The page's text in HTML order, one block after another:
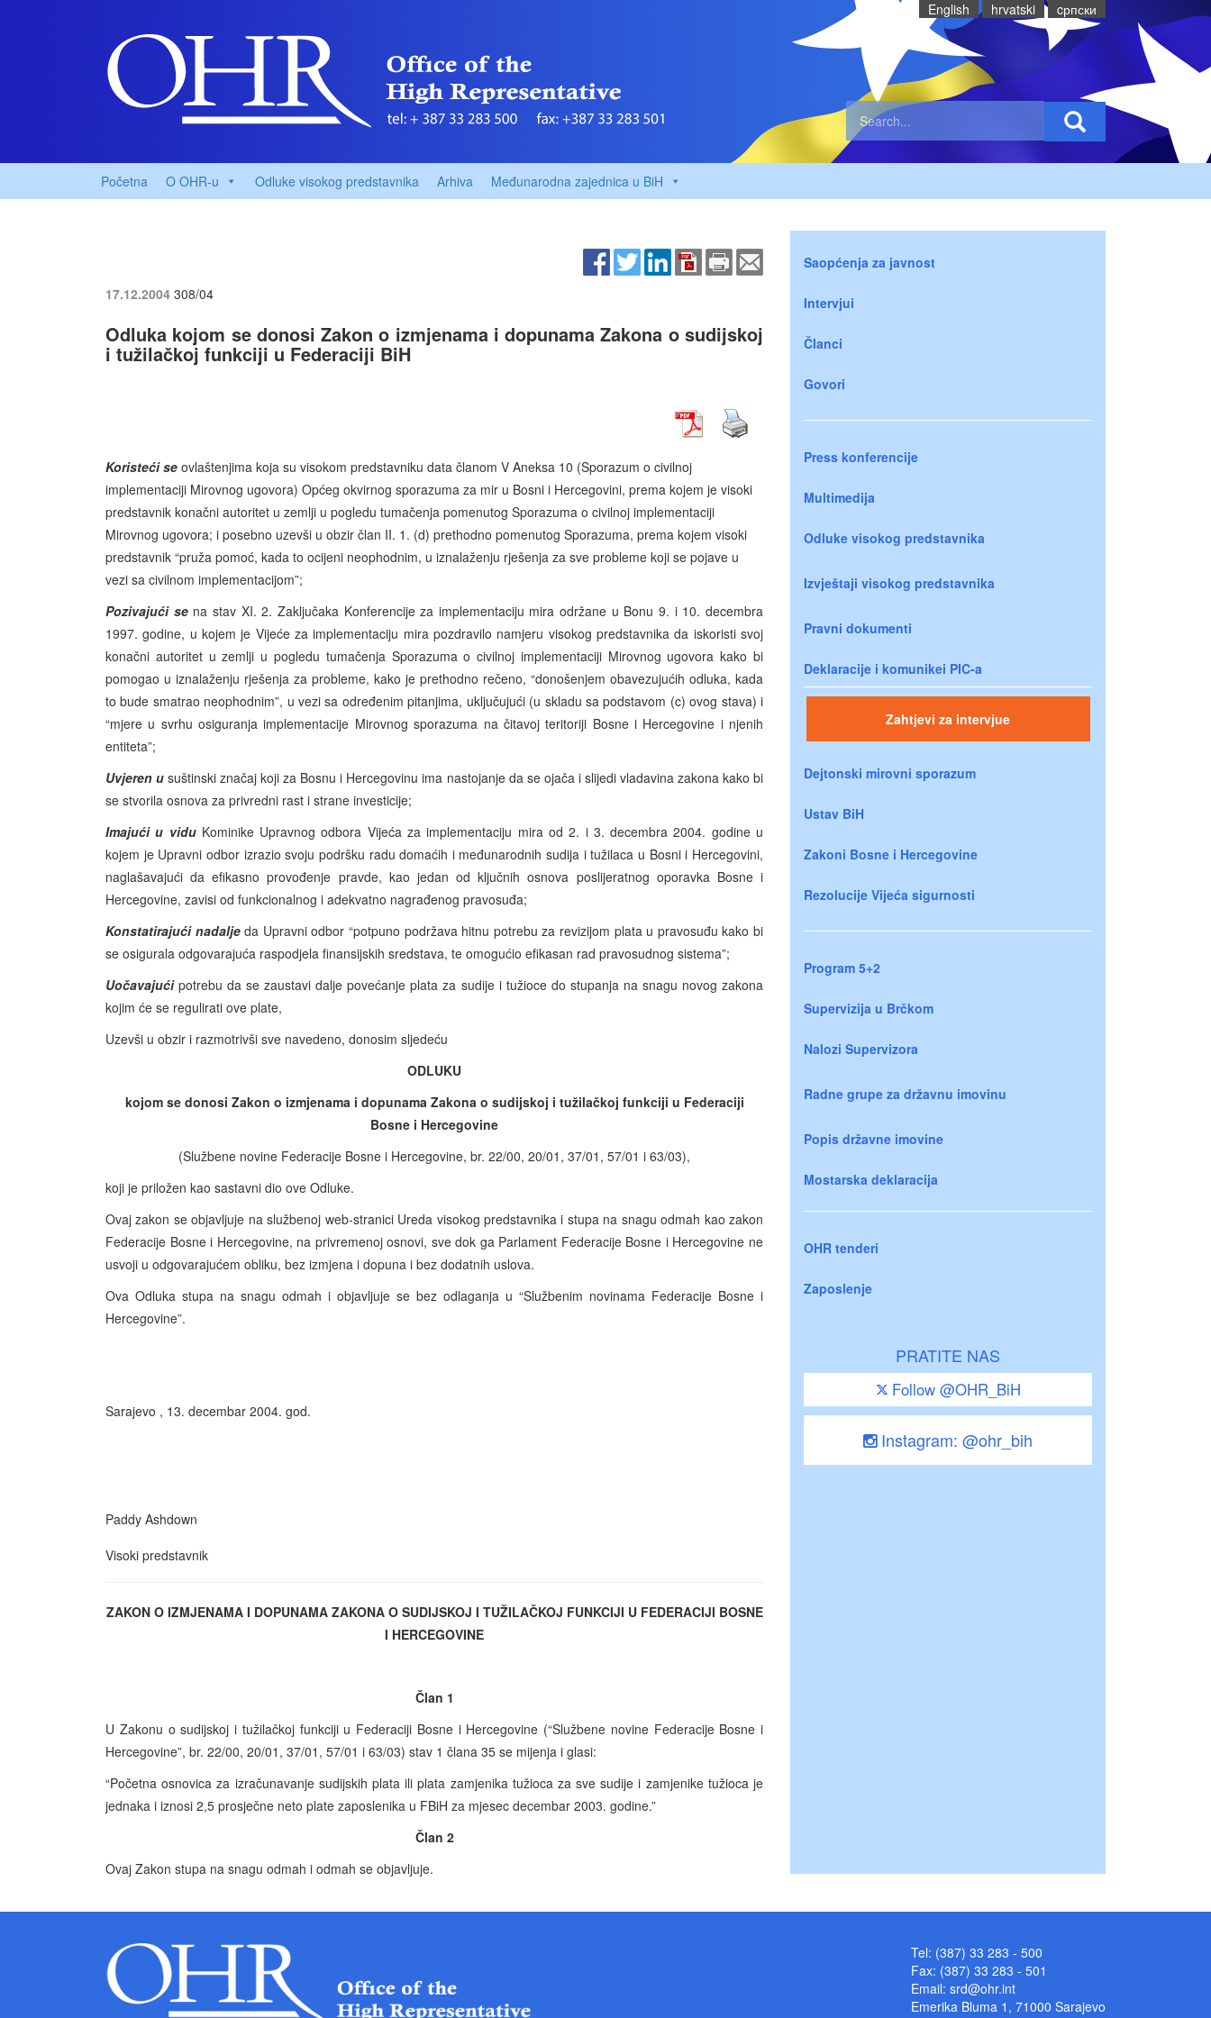
English hrvatski cрпски
Početna O OHR-u Odluke visokog predstavnika Arhiva Međunarodna zajednica u BiH
17.12.2004 308/04
Odluka kojom se donosi Zakon o izmjenama i dopunama Zakona o sudijskoj
i tužilačkoj funkciji u Federaciji BiH
Koristeći se ovlaštenjima koja su visokom predstavniku data članom V Aneksa 10 (Sporazum o civilnoj
implementaciji Mirovnog ugovora) Općeg okvirnog sporazuma za mir u Bosni i Hercegovini, prema kojem je visoki
predstavnik konačni autoritet u zemlji u pogledu tumačenja pomenutog Sporazuma o civilnoj implementaciji
Mirovnog ugovora; i posebno uzevši u obzir član II. 1. (d) prethodno pomenutog Sporazuma, prema kojem visoki
predstavnik “pruža pomoć, kada to ocijeni neophodnim, u iznalaženju rješenja za sve probleme koji se pojave u
vezi sa civilnom implementacijom”;
Pozivajući se na stav XI. 2. Zaključaka Konferencije za implementaciju mira održane u Bonu 9. i 10. decembra
1997. godine, u kojem je Vijeće za implementaciju mira pozdravilo namjeru visokog predstavnika da iskoristi svoj
konačni autoritet u zemlji u pogledu tumačenja Sporazuma o civilnoj implementaciji Mirovnog ugovora kako bi
pomogao u iznalaženju rješenja za probleme, kako je prethodno rečeno, “donošenjem obavezujućih odluka, kada
to bude smatrao neophodnim”, u vezi sa određenim pitanjima, uključujući (u skladu sa podstavom (c) ovog stava) i
“mjere u svrhu osiguranja implementacije Mirovnog sporazuma na čitavoj teritoriji Bosne i Hercegovine i njenih
entiteta”;
Uvjeren u suštinski značaj koji za Bosnu i Hercegovinu ima nastojanje da se ojača i slijedi vladavina zakona kako bi
se stvorila osnova za privredni rast i strane investicije;
Imajući u viduKominike Upravnog odbora Vijeća za implementaciju mira od 2. i 3. decembra 2004. godine u
kojem je Upravni odbor izrazio svoju podršku radu domaćih i međunarodnih sudija i tužilaca u Bosni i Hercegovini,
naglašavajući da efikasno provođenje pravde, kao jedan od ključnih osnova poslijeratnog oporavka Bosne i
Hercegovine, zavisi od funkcionalnog i adekvatno nagrađenog pravosuđa;
Konstatirajući nadaljeda Upravni odbor “potpuno podržava hitnu potrebu za revizijom plata u pravosuđu kako bi
se osigurala odgovarajuća raspodjela finansijskih sredstava, te omogućio efikasan rad pravosudnog sistema”;
Uočavajućipotrebu da se zaustavi dalje povećanje plata za sudije i tužioce do stupanja na snagu novog zakona
kojim će se regulirati ove plate,
Uzevši u obzir i razmotrivši sve navedeno, donosim sljedeću
ODLUKU
kojom se donosi Zakon o izmjenama i dopunama Zakona o sudijskoj i tužilačkoj funkciji u Federaciji
Bosne i Hercegovine
(Službene novine Federacije Bosne i Hercegovine, br. 22/00, 20/01, 37/01, 57/01 i 63/03),
koji je priložen kao sastavni dio ove Odluke.
Ovaj zakon se objavljuje na službenoj web-stranici Ureda visokog predstavnika i stupa na snagu odmah kao zakon
Federacije Bosne i Hercegovine, na privremenoj osnovi, sve dok ga Parlament Federacije Bosne i Hercegovine ne
usvoji u odgovarajućem obliku, bez izmjena i dopuna i bez dodatnih uslova.
Ova Odluka stupa na snagu odmah i objavljuje se bez odlaganja u “Službenim novinama Federacije Bosne i
Hercegovine”.
Sarajevo , 13. decembar 2004. god.
Paddy Ashdown
Visoki predstavnik
ZAKON O IZMJENAMA I DOPUNAMA ZAKONA O SUDIJSKOJ I TUŽILAČKOJ FUNKCIJI U FEDERACIJI BOSNE
I HERCEGOVINE
Član 1
U Zakonu o sudijskoj i tužilačkoj funkciji u Federaciji Bosne i Hercegovine (“Službene novine Federacije Bosne i
Hercegovine”, br. 22/00, 20/01, 37/01, 57/01 i 63/03) stav 1 člana 35 se mijenja i glasi:
“Početna osnovica za izračunavanje sudijskih plata ili plata zamjenika tužioca za sve sudije i zamjenike tužioca je
jednaka i iznosi 2,5 prosječne neto plate zaposlenika u FBiH za mjesec decembar 2003. godine.”
Član 2
Ovaj Zakon stupa na snagu odmah i odmah se objavljuje.
Saopćenja za javnost
Intervjui
Članci
Govori
Press konferencije
Multimedija
Odluke visokog predstavnika
Izvještaji visokog predstavnika
Pravni dokumenti
Deklaracije i komunikei PIC-a
Zahtjevi za intervjue
Dejtonski mirovni sporazum
Ustav BiH
Zakoni Bosne i Hercegovine
Rezolucije Vijeća sigurnosti
Program 5+2
Supervizija u Brčkom
Nalozi Supervizora
Radne grupe za državnu imovinu
Popis državne imovine
Mostarska deklaracija
OHR tenderi
Zaposlenje
PRATITE NAS
Follow @OHR_BiH
Instagram: @ohr_bih
Tel: (387) 33 283 - 500
Fax: (387) 33 283 - 501
Email: srd@ohr.int
Emerika Bluma 1, 71000 Sarajevo